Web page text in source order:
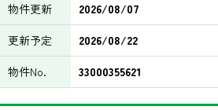
物件更新
2026/08/07
更新予定
2026/08/22
物件No.
33000355621